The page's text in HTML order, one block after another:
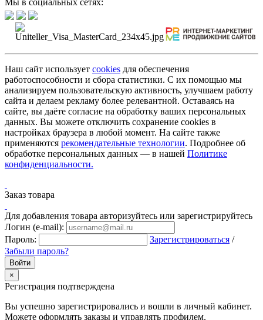
Наш сайт использует cookies для обеспечения
работоспособности и сбора статистики. С их помощью мы
анализируем пользовательскую активность, улучшаем работу
сайта и делаем рекламу более релевантной. Оставаясь на
сайте, вы даёте согласие на обработку ваших персональных
данных. Вы можете отключить сохранение cookies в
настройках браузера в любой момент. На сайте также
применяются рекомендательные технологии. Подробнее об
обработке персональных данных — в нашей Политике
конфиденциальности.
Заказ товара
Для добавления товара авторизуйтесь или зарегистрируйтесь
Логин (e-mail):
Пароль:
Зарегистрироваться /
Забыли пароль?
×
Регистрация подтверждена
Вы успешно зарегистрировались и вошли в личный кабинет.
Можете оформлять заказы и управлять профилем.